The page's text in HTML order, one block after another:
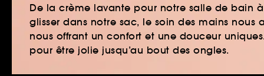
De la crème lavante pour notre salle de bain
glisser dans notre sac, le soin des mains
nous offrant un confort et une douceur
pour être jolie jusqu’au bout des ongles.